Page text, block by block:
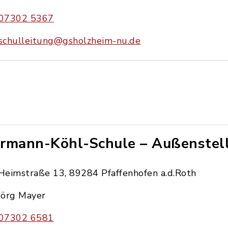
5367
nu.de
Köhl-Schule –
13, 89284 Pfaffenhofen a.d.Roth
Mayer
6581